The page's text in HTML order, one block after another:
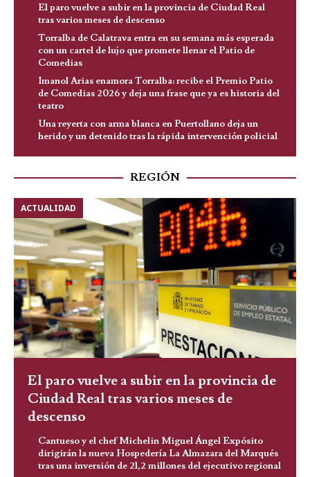
El paro vuelve a subir en la provincia de Ciudad Real
tras varios meses de descenso
Torralba de Calatrava entra en su semana más esperada
con un cartel de lujo que promete llenar el Patio de
Comedias
Imanol Arias enamora Torralba: recibe el Premio Patio
de Comedias 2026 y deja una frase que ya es historia del
teatro
Una reyerta con arma blanca en Puertollano deja un
herido y un detenido tras la rápida intervención policial
REGIÓN
ACTUALIDAD
El paro vuelve a subir en la provincia de
Ciudad Real tras varios meses de
descenso
Cantueso y el chef Michelin Miguel Ángel Expósito
dirigirán la nueva Hospedería La Almazara del Marqués
tras una inversión de 21,2 millones del ejecutivo regional